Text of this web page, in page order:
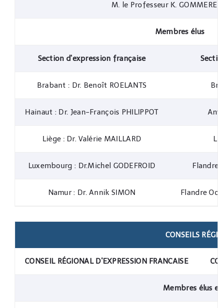
M. le Professeur K.
Membres élus
Section d'expression française
Brabant : Dr. Benoît ROELANTS
Hainaut : Dr. Jean-François PHILIPPOT
Liège : Dr. Valérie MAILLARD
Luxembourg : Dr.Michel GODEFROID
Namur : Dr. Annik SIMON Flandre
CONSEILS
CONSEIL RÉGIONAL D'EXPRESSION FRANCAISE
Membres élus